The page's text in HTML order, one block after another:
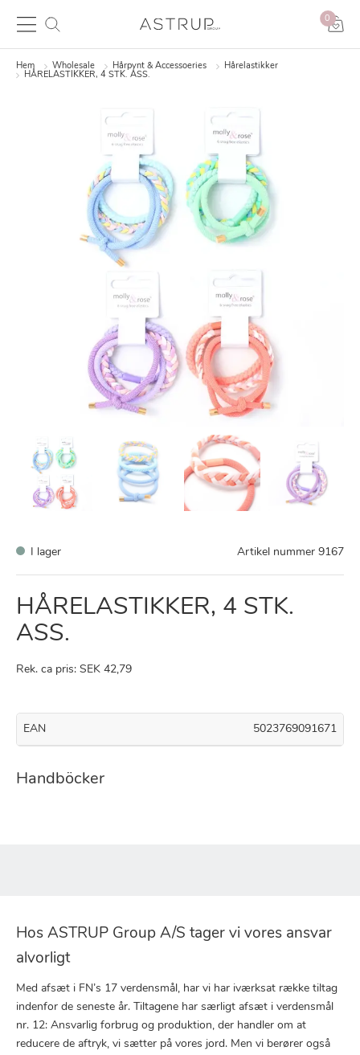
0
Hem Wholesale Hårpynt & Accessoeries
Hårelastikker
HÅRELASTIKKER, 4 STK. ASS.
I lager Artikel nummer 9167
HÅRELASTIKKER, 4 STK.
ASS.
Rek. ca pris: SEK 42,79
EAN 5023769091671
Handböcker
Hos ASTRUP Group A/S tager vi vores ansvar
alvorligt
Med afsæt i FN’s 17 verdensmål, har vi har iværksat række tiltag
indenfor de seneste år. Tiltagene har særligt afsæt i verdensmål
nr. 12: Ansvarlig forbrug og produktion, der handler om at
reducere de aftryk, vi sætter på vores jord. Men vi berører også